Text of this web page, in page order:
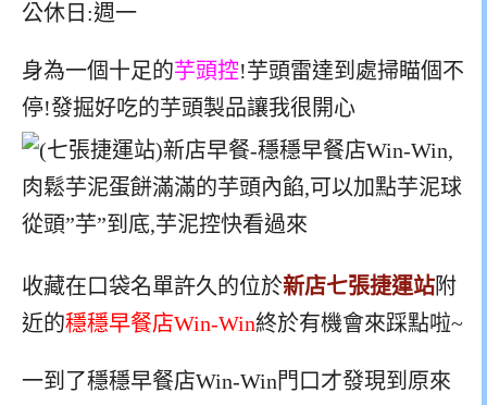
公休日:週一
身為一個十足的芋頭控!芋頭雷達到處掃瞄個不
停!發掘好吃的芋頭製品讓我很開心
收藏在口袋名單許久的位於新店七張捷運站附
近的穩穩早餐店Win-Win終於有機會來踩點啦~
一到了穩穩早餐店Win-Win門口才發現到原來